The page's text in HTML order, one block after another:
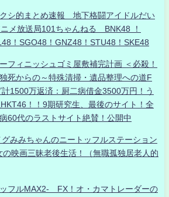
シ的まとめ速報 地下格闘アイドルだい
メ放送局101ちゃんねる BNK48 ！
！SGO48！GNZ48！STU48！SKE48
フィニッシュゴミ屋敷補完計画 ＜必殺！
死からの～特殊清掃・遺品整理への道F
1500万返済：厨二病借金3500万円！う
！！9期研究生、最後のサイト！全
60代のラストサイト絶賛！公開中
みみちゃんのニートッフルステーション
の映画三昧老後生活！（無職孤独居老人的
フルMAX2- FX！オ・カマトレーダーの